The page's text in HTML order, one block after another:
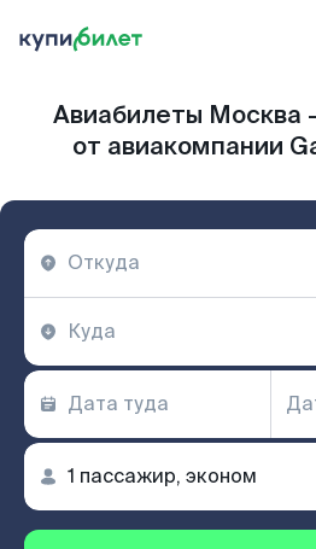
Авиабилеты Москва
от авиакомпании